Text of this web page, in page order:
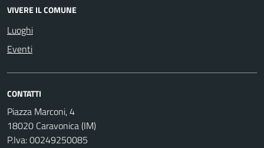
VIVERE IL COMUNE
Luoghi
Eventi
CONTATTI
Piazza Marconi, 4
18020 Caravonica (IM)
P.Iva: 00249250085